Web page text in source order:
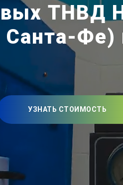
ТНВД
Санта-Фе)
УЗНАТЬ СТОИМОСТЬ